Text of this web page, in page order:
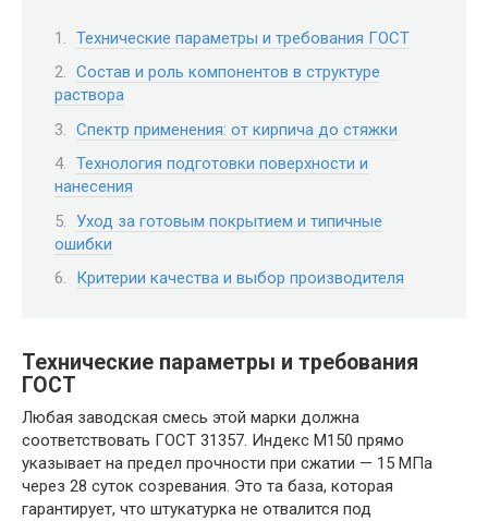
Технические параметры и требования ГОСТ
Состав и роль компонентов в структуре
раствора
Спектр применения: от кирпича до стяжки
Технология подготовки поверхности и
нанесения
Уход за готовым покрытием и типичные
ошибки
Критерии качества и выбор производителя
Технические параметры и требования
ГОСТ
Любая заводская смесь этой марки должна
соответствовать ГОСТ 31357. Индекс М150 прямо
указывает на предел прочности при сжатии — 15 МПа
через 28 суток созревания. Это та база, которая
гарантирует, что штукатурка не отвалится под